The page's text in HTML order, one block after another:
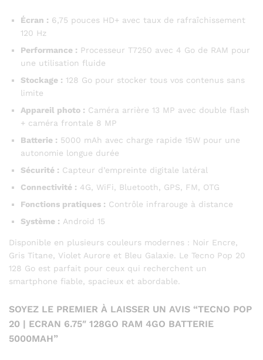
Écran : 6,75 pouces HD+ avec taux de rafraîchissement
120 Hz
Performance : Processeur T7250 avec 4 Go de RAM pour
une utilisation fluide
Stockage : 128 Go pour stocker tous vos contenus sans
limite
Appareil photo : Caméra arrière 13 MP avec double flash
+ caméra frontale 8 MP
Batterie : 5000 mAh avec charge rapide 15W pour une
autonomie longue durée
Sécurité : Capteur d’empreinte digitale latéral
Connectivité : 4G, WiFi, Bluetooth, GPS, FM, OTG
Fonctions pratiques : Contrôle infrarouge à distance
Système : Android 15
Disponible en plusieurs couleurs modernes : Noir Encre,
Gris Titane, Violet Aurore et Bleu Galaxie. Le Tecno Pop 20
128 Go est parfait pour ceux qui recherchent un
smartphone fiable, spacieux et abordable.
SOYEZ LE PREMIER À LAISSER UN AVIS “TECNO POP
20 | ECRAN 6.75″ 128GO RAM 4GO BATTERIE
5000MAH”